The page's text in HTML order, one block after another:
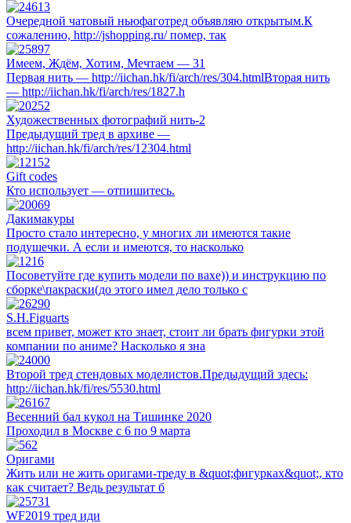
Очередной чатовый ньюфаготред объявляю открытым.К
сожалению, http://jshopping.ru/ помер, так
Имеем, Ждём, Хотим, Мечтаем — 31
Первая нить — http://iichan.hk/fi/arch/res/304.htmlВторая нить
— http://iichan.hk/fi/arch/res/1827.h
Художественных фотографий нить-2
Предыдущий тред в архиве —
http://iichan.hk/fi/arch/res/12304.html
Gift codes
Кто использует — отпишитесь.
Дакимакуры
Просто стало интересно, у многих ли имеются такие
подушечки. А если и имеются, то насколько
Посоветуйте где купить модели по вахе)) и инструкцию по
сборке\пакраски(до этого имел дело только с
S.H.Figuarts
всем привет, может кто знает, стоит ли брать фигурки этой
компании по аниме? Насколько я зна
Второй тред стендовых моделистов.Предыдущий здесь:
http://iichan.hk/fi/res/5530.html
Весенний бал кукол на Тишинке 2020
Проходил в Москве с 6 по 9 марта
Оригами
Жить или не жить оригами-треду в &quot;фигурках&quot;, кто
как считает? Ведь результат б
WF2019 тред иди